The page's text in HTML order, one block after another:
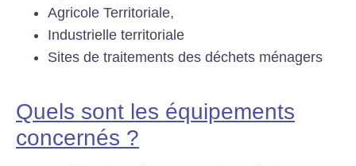
Agricole Territoriale,
Industrielle territoriale
Sites de traitements des déchets ménagers
Quels sont les équipements
concernés ?